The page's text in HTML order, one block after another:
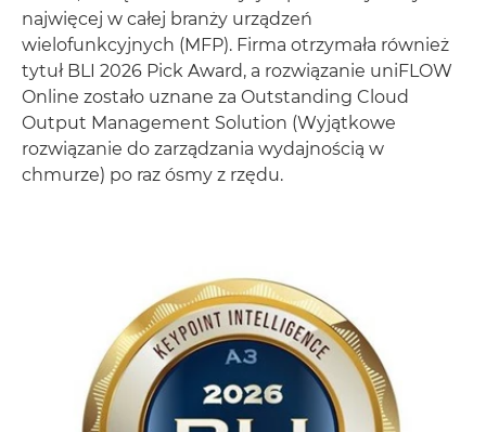
najwięcej w całej branży urządzeń
wielofunkcyjnych (MFP). Firma otrzymała również
tytuł BLI 2026 Pick Award, a rozwiązanie uniFLOW
Online zostało uznane za Outstanding Cloud
Output Management Solution (Wyjątkowe
rozwiązanie do zarządzania wydajnością w
chmurze) po raz ósmy z rzędu.